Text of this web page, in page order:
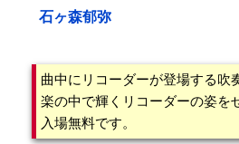
石ヶ森郁弥
曲中にリコーダーが登場する吹
楽の中で輝くリコーダーの姿を
入場無料です。